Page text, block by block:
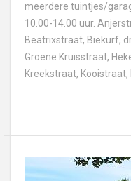
meerdere tuintjes/
10.00-14.00 uur.
Beatrixstraat, Biekurf,
Groene Kruisstraat,
Kreekstraat, Kooistraat,